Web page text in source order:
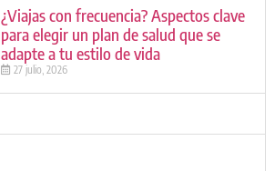
¿Viajas con frecuencia? Aspectos clave
para elegir un plan de salud que se
adapte a tu estilo de vida
27 julio, 2026